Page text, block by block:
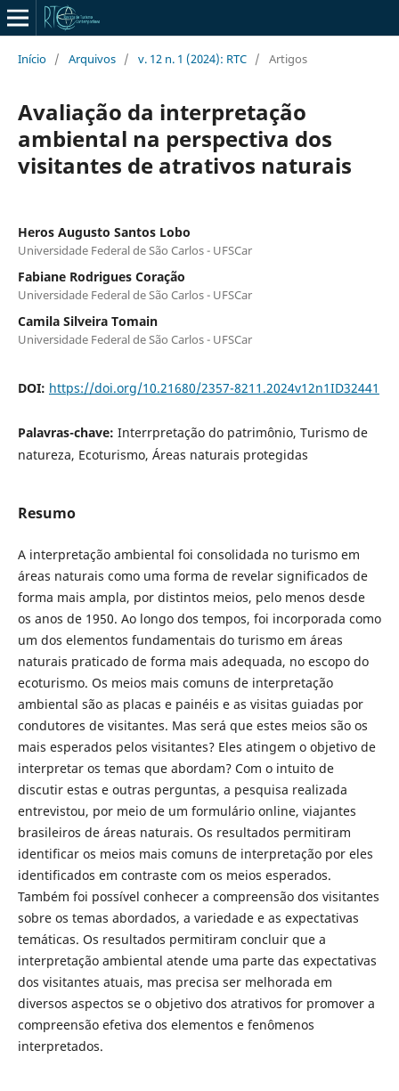
Início / Arquivos / v. 12 n. 1 (2024): RTC / Artigos
Avaliação da interpretação
ambiental na perspectiva dos
visitantes de atrativos naturais
Heros Augusto Santos Lobo
Universidade Federal de São Carlos - UFSCar
Fabiane Rodrigues Coração
Universidade Federal de São Carlos - UFSCar
Camila Silveira Tomain
Universidade Federal de São Carlos - UFSCar
DOI: https://doi.org/10.21680/2357-8211.2024v12n1ID32441
Palavras-chave: Interrpretação do patrimônio, Turismo de
natureza, Ecoturismo, Áreas naturais protegidas
Resumo
A interpretação ambiental foi consolidada no turismo em
áreas naturais como uma forma de revelar significados de
forma mais ampla, por distintos meios, pelo menos desde
os anos de 1950. Ao longo dos tempos, foi incorporada como
um dos elementos fundamentais do turismo em áreas
naturais praticado de forma mais adequada, no escopo do
ecoturismo. Os meios mais comuns de interpretação
ambiental são as placas e painéis e as visitas guiadas por
condutores de visitantes. Mas será que estes meios são os
mais esperados pelos visitantes? Eles atingem o objetivo de
interpretar os temas que abordam? Com o intuito de
discutir estas e outras perguntas, a pesquisa realizada
entrevistou, por meio de um formulário online, viajantes
brasileiros de áreas naturais. Os resultados permitiram
identificar os meios mais comuns de interpretação por eles
identificados em contraste com os meios esperados.
Também foi possível conhecer a compreensão dos visitantes
sobre os temas abordados, a variedade e as expectativas
temáticas. Os resultados permitiram concluir que a
interpretação ambiental atende uma parte das expectativas
dos visitantes atuais, mas precisa ser melhorada em
diversos aspectos se o objetivo dos atrativos for promover a
compreensão efetiva dos elementos e fenômenos
interpretados.